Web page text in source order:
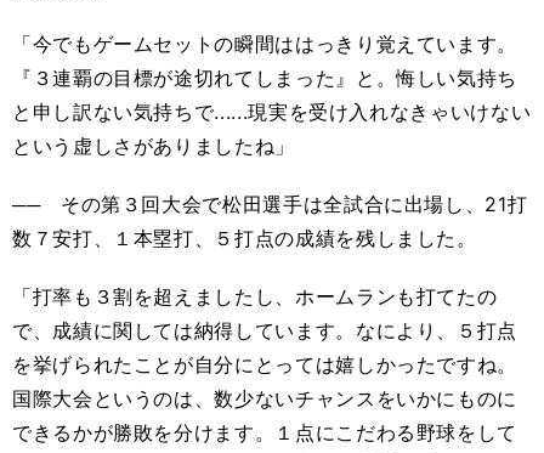
「今でもゲームセットの瞬間ははっきり覚えています。
『３連覇の目標が途切れてしまった』と。悔しい気持ち
と申し訳ない気持ちで......現実を受け入れなきゃいけない
という虚しさがありましたね」
── その第３回大会で松田選手は全試合に出場し、21打
数７安打、１本塁打、５打点の成績を残しました。
「打率も３割を超えましたし、ホームランも打てたの
で、成績に関しては納得しています。なにより、５打点
を挙げられたことが自分にとっては嬉しかったですね。
国際大会というのは、数少ないチャンスをいかにものに
できるかが勝敗を分けます。１点にこだわる野球をして